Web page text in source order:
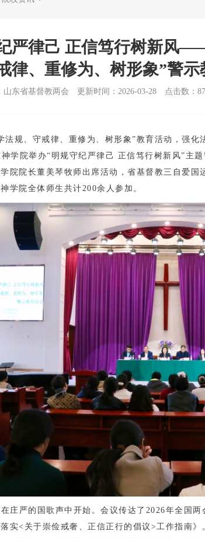
严律己 正信笃行树新风
律、重修为、树形象”警示
山东省基督教两会 更新时间：2026-03-28 点击数：
法规、守戒律、重修为、树形象”教育活动，强
学院举办“明规守纪严律己 正信笃行树新风”主
院院长董美琴牧师出席活动，省基督教三自爱
学院全体师生共计200余人参加。
庄严的国歌声中开始。会议传达了2026年全国
落实<关于崇俭戒奢、正信正行的倡议>工作指南